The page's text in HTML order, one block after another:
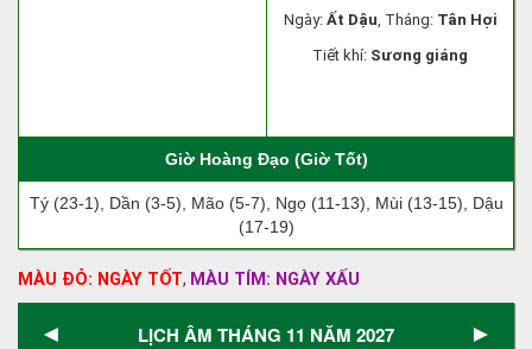
Ngày: Ất Dậu, Tháng: Tân Hợi
Tiết khí: Sương giáng
Giờ Hoàng Đạo (Giờ Tốt)
Tý (23-1), Dần (3-5), Mão (5-7), Ngọ (11-13), Mùi (13-15), Dậu
(17-19)
MÀU ĐỎ: NGÀY TỐT, MÀU TÍM: NGÀY XẤU
◄ LỊCH ÂM THÁNG 11 NĂM 2027 ►